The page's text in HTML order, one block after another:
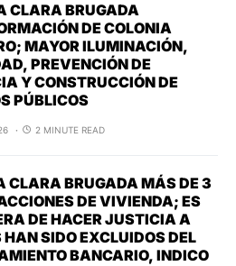
CLARA BRUGADA
DE COLONIA
MAYOR ILUMINACIÓN,
PREVENCIÓN DE
Y CONSTRUCCIÓN DE
PÚBLICOS
2 MINUTE READ
CLARA BRUGADA MÁS DE 3
DE VIVIENDA; ES
DE HACER JUSTICIA A
HAN SIDO EXCLUIDOS DEL
BANCARIO, INDICO